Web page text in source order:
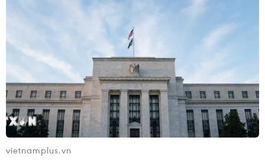
Theo dõi VietnamPlus
TIN LIÊN QUAN
vietnamplus.vn